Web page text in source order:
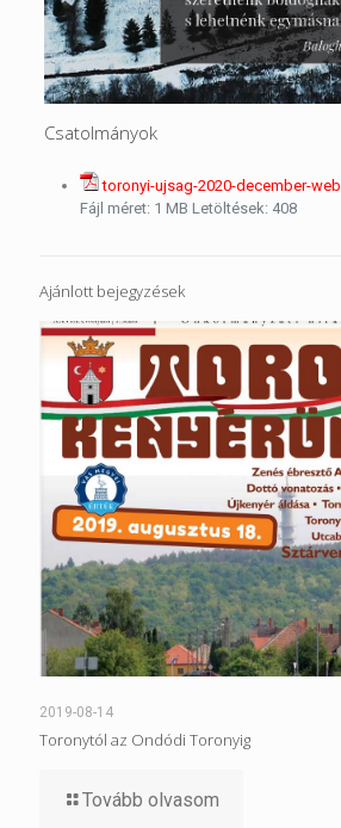
Csatolmányok
toronyi-ujsag-2020-december-web
Fájl méret: 1 MB Letöltések: 408
Ajánlott bejegyzések
2019-08-14
Toronytól az Ondódi Toronyig
Tovább olvasom